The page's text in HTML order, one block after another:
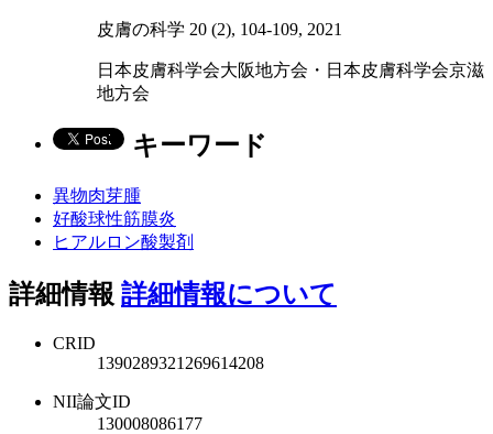
皮膚の科学 20 (2), 104-109, 2021
日本皮膚科学会大阪地方会・日本皮膚科学会京滋
地方会
キーワード
異物肉芽腫
好酸球性筋膜炎
ヒアルロン酸製剤
詳細情報 詳細情報について
CRID
1390289321269614208
NII論文ID
130008086177